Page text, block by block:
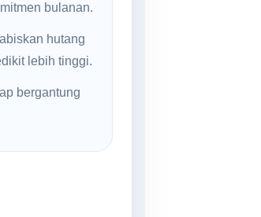
bulanan.
hutang
lebih tinggi.
bergantung